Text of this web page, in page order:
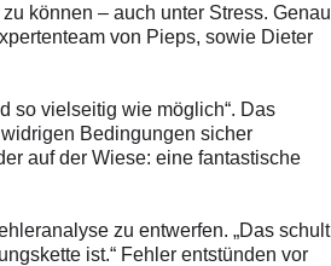
können – auch unter Stress. Genau
von Pieps, sowie Dieter
so vielseitig wie möglich“. Das
Bedingungen sicher
auf der Wiese: eine fantastische
zu entwerfen. „Das schult
ist.“ Fehler entstünden vor